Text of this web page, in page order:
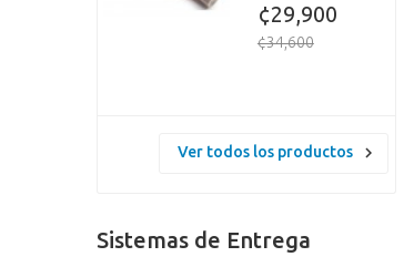
¢29,900
¢34,600
Ver todos los productos
Sistemas de Entrega